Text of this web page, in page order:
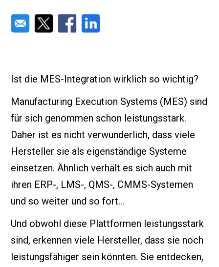
Ist die MES-Integration wirklich so wichtig?
Manufacturing Execution Systems (MES) sind
für sich genommen schon leistungsstark.
Daher ist es nicht verwunderlich, dass viele
Hersteller sie als eigenständige Systeme
einsetzen. Ähnlich verhält es sich auch mit
ihren ERP-, LMS-, QMS-, CMMS-Systemen
und so weiter und so fort…
Und obwohl diese Plattformen leistungsstark
sind, erkennen viele Hersteller, dass sie noch
leistungsfähiger sein könnten. Sie entdecken,